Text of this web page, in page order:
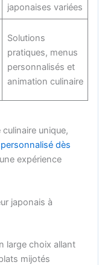
japonaises variées
Solutions
pratiques, menus
personnalisés et
animation culinaire
unique,
dès
expérience
japonais à
large choix allant
mijotés